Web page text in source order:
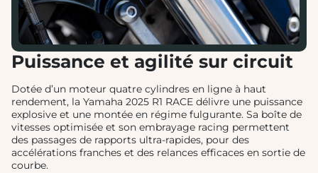
Puissance et agilité sur circuit
Dotée d’un moteur quatre cylindres en ligne à haut
rendement, la Yamaha 2025 R1 RACE délivre une puissance
explosive et une montée en régime fulgurante. Sa boîte de
vitesses optimisée et son embrayage racing permettent
des passages de rapports ultra-rapides, pour des
accélérations franches et des relances efficaces en sortie de
courbe.